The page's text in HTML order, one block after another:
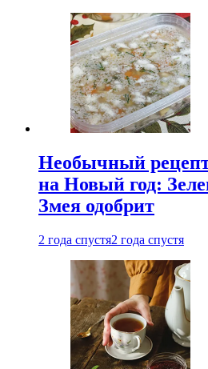
Необычный
на Новый год:
Змея одобрит
2 года спустя2 года спустя